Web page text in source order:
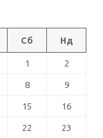
Сб Нд
1 2
8 9
15 16
22 23